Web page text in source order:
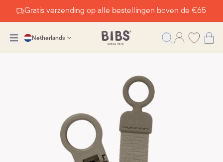
Gratis verzending op alle bestellingen boven de €65
Netherlands